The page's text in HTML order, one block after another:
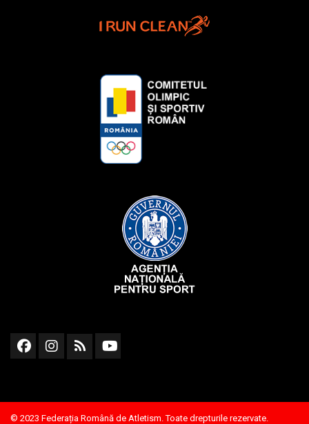
© 2023 Federația Română de Atletism. Toate drepturile rezervate.